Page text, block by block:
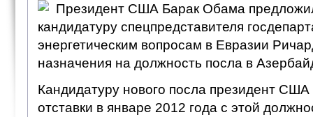
Президент США Барак Обама
кандидатуру спецпредставителя
энергетическим вопросам в Евразии
назначения на должность посла в
Кандидатуру нового посла президент
отставки в январе 2012 года с этой